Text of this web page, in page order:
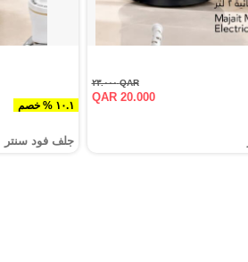
QAR ٢٣.٠٠٠
QAR 20.000
١٠.١ % خصم
جلف فود سنتر